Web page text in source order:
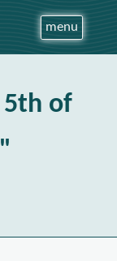
menu
5th of